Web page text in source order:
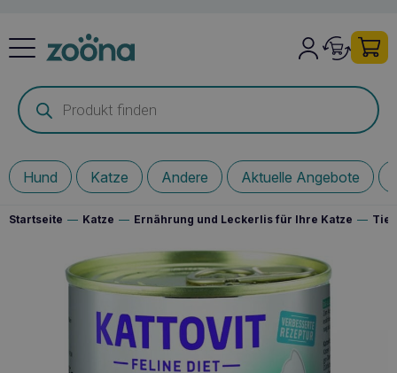
Products
search
Hund Katze Andere Aktuelle Angebote
Startseite — Katze — Ernährung und Leckerlis für Ihre Katze —